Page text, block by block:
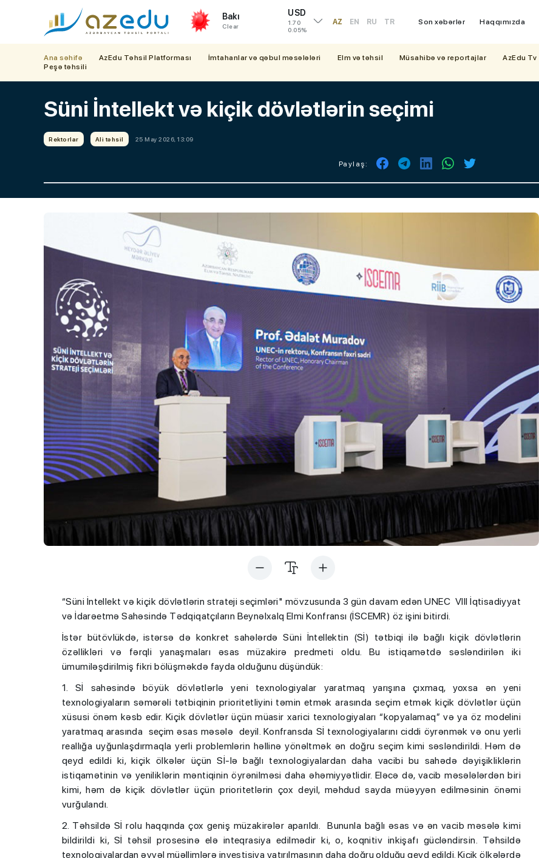
Bakı
Clear
USD
1.70
0.05%
AZ EN RU TR Son xəbərlər Haqqımızda
Ana səhifə AzEdu Təhsil Platforması İmtahanlar və qəbul məsələləri Elm və təhsil Müsahibə və reportajlar AzEdu Tv
Peşə təhsili
Süni İntellekt və kiçik dövlətlərin seçimi
Rektorlar Ali təhsil 25 May 2026, 13:09
Paylaş:
“Süni İntellekt və kiçik dövlətlərin strateji seçimləri" mövzusunda 3 gün davam edən UNEC VIII İqtisadiyyat
və İdarəetmə Sahəsində Tədqiqatçıların Beynəlxalq Elmi Konfransı (İSCEMR) öz işini bitirdi.
İstər bütövlükdə, istərsə də konkret sahələrdə Süni İntellektin (Sİ) tətbiqi ilə bağlı kiçik dövlətlərin
özəllikləri və fərqli yanaşmaları əsas müzakirə predmeti oldu. Bu istiqamətdə səsləndirilən iki
ümumiləşdirilmiş fikri bölüşməkdə fayda olduğunu düşündük:
1. Sİ sahəsində böyük dövlətlərlə yeni texnologiyalar yaratmaq yarışına çıxmaq, yoxsa ən yeni
texnologiyaların səmərəli tətbiqinin prioritetliyini təmin etmək arasında seçim etmək kiçik dövlətlər üçün
xüsusi önəm kəsb edir. Kiçik dövlətlər üçün müasir xarici texnologiyaları “kopyalamaq” və ya öz modelini
yaratmaq arasında seçim əsas məsələ deyil. Konfransda Sİ texnologiyalarını ciddi öyrənmək və onu yerli
reallığa uyğunlaşdırmaqla yerli problemlərin həllinə yönəltmək ən doğru seçim kimi səsləndirildi. Həm də
qeyd edildi ki, kiçik ölkələr üçün Sİ-lə bağlı texnologiyalardan daha vacibi bu sahədə dəyişikliklərin
istiqamətinin və yeniliklərin məntiqinin öyrənilməsi daha əhəmiyyətlidir. Eləcə də, vacib məsələlərdən biri
kimi, həm də kiçik dövlətlər üçün prioritetlərin çox deyil, məhdud sayda müəyyən edilməsinin önəmi
vurğulandı.
2. Təhsildə Sİ rolu haqqında çox geniş müzakirələr aparıldı. Bununla bağlı əsas və ən vacib məsələ kimi
bildirildi ki, Sİ təhsil prosesinə elə inteqrasiya edilmədir ki, o, koqnitiv inkişafı gücləndirsin. Təhsildə
texnologiyalardan əvvəl müəllimlərə investisiya yatırılmasının daha doğru olduğu qeyd edildi. Kiçik ölkələrdə